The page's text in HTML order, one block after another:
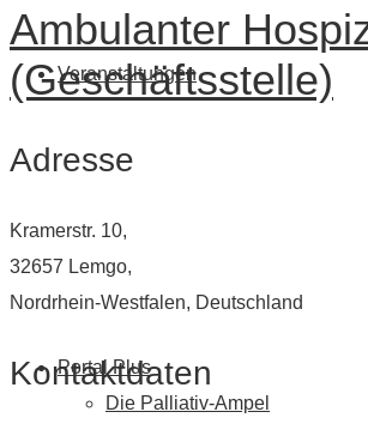
Veranstaltungen
Portal Plus
Die Palliativ-Ampel
Ambulanter
(Geschäftsstelle)
Adresse
Kramerstr. 10,
32657 Lemgo,
Nordrhein-Westfalen, Deutschland
Kontaktdaten